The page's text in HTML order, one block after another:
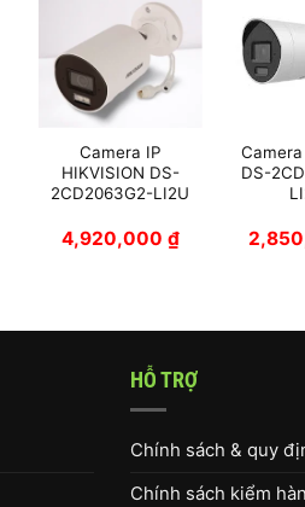
Camera IP
HIKVISION DS-
2CD2063G2-LI2U
4,920,000 ₫
DS-
HỖ TRỢ
Chính sách & quy
Chính sách kiểm